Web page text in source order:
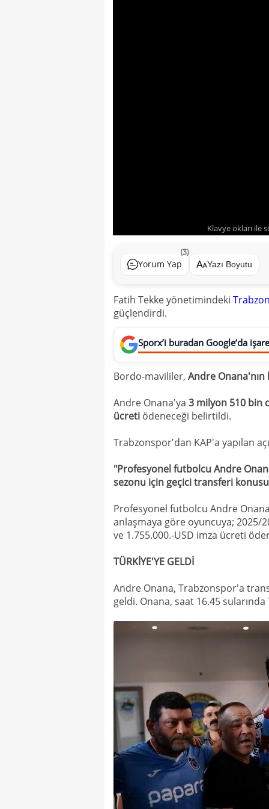
Klavye okları ile
Yorum Yap
(3)
Yazı Boyutu
Fatih Tekke yönetimindeki
güçlendirdi.
Sporx’i buradan Google’da
Bordo-mavililer, Andre
Andre Onana'ya 3 milyon 510 bin
ücreti ödeneceği belirtildi.
Trabzonspor'dan KAP'a yapılan
"Profesyonel futbolcu Andre
sezonu için geçici transferi
Profesyonel futbolcu Andre Onana
anlaşmaya göre oyuncuya; 2025/
ve 1.755.000.-USD imza ücreti
TÜRKİYE'YE GELDİ
Andre Onana, Trabzonspor'a
geldi. Onana, saat 16.45